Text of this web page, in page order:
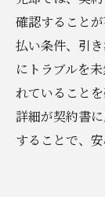
確認すること
払い条件、引
にトラブルを
れていること
詳細が契約書
することで、